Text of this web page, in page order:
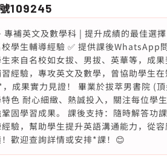
109245
專補英文及數學科 | 提升成績的最佳選
校學生輔導經驗 ✅ 提供課後WhatsApp
來自名校如女拔、男拔、英華等，成
經驗，專攻英文及數學，曾協助學生
成果實力見證！ 畢業於拔萃男書院 (
色 耐心細緻、熱誠投入，關注每位學
固學習成果。 課後支持：隨時解答功
驗，幫助學生提升英語溝通能力，從
歡迎查詢詳情或安排*課！😊